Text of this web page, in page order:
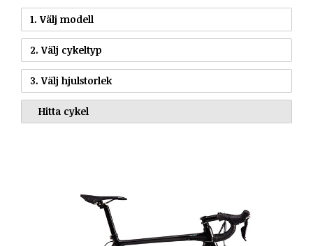
1. Välj modell
2. Välj cykeltyp
3. Välj hjulstorlek